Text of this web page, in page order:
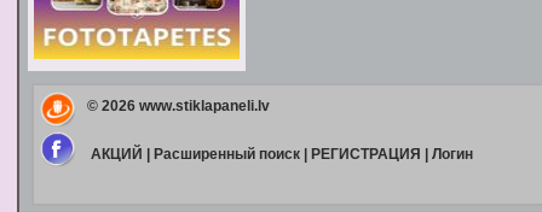
© 2026 www.stiklapaneli.lv
АКЦИЙ Расширенный поиск| РЕГИСТРАЦИЯ Логин